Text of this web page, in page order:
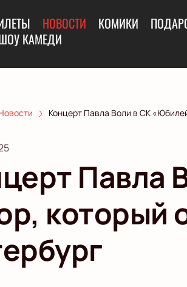
НОВОСТИ КОМИКИ
КАМЕДИ
Концерт Павла Воли в СК
Павла
который